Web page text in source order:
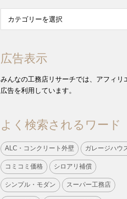
広告表示
みんなの工務店リサーチでは、アフィリ
広告を利用しています。
よく検索されるワード
ALC・コンクリート外壁 ガレージハウ
コミコミ価格 シロアリ補償
シンプル・モダン スーパー工務店